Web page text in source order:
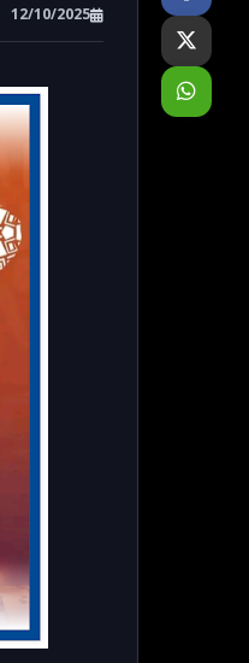
12/10/2025